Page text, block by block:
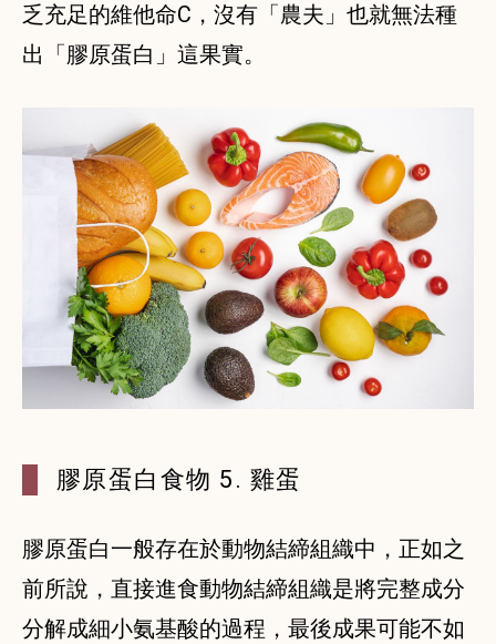
乏充足的維他命C，沒有「農夫」也就無法種
出「膠原蛋白」這果實。
膠原蛋白食物 5. 雞蛋
膠原蛋白一般存在於動物結締組織中，正如之
前所說，直接進食動物結締組織是將完整成分
分解成細小氨基酸的過程，最後成果可能不如